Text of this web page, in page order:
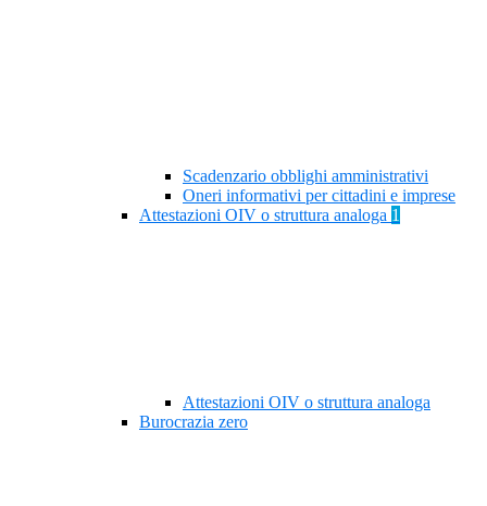
Scadenzario obblighi amministrativi
Oneri informativi per cittadini e imprese
Attestazioni OIV o struttura analoga 1
Attestazioni OIV o struttura analoga
Burocrazia zero